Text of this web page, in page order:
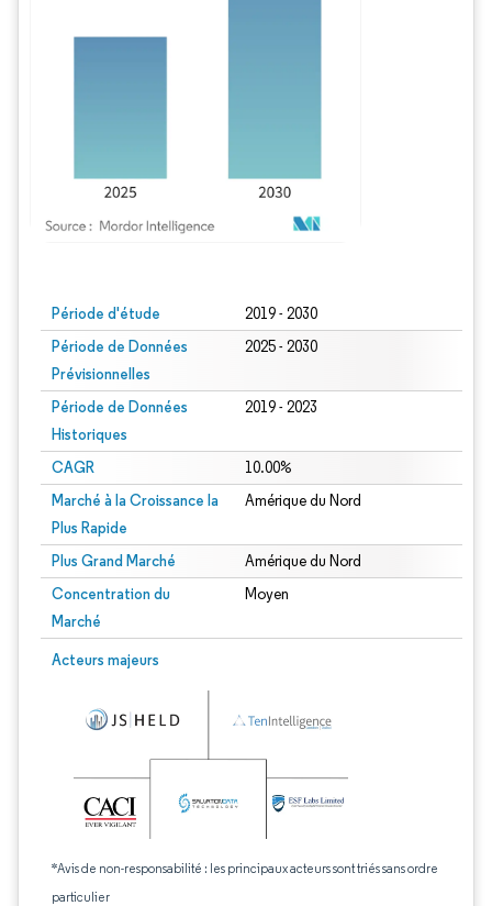
Période d'étude 2019 - 2030
Période de Données
Prévisionnelles
2025 - 2030
Période de Données
Historiques
2019 - 2023
CAGR 10.00%
Marché à la Croissance la
Plus Rapide
Amérique du Nord
Plus Grand Marché Amérique du Nord
Concentration du
Marché
Moyen
Acteurs majeurs
*Avis de non-responsabilité : les principaux acteurs sont triés sans ordre
particulier